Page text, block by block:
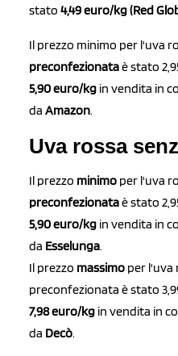
stato 4,49 euro/kg (Red
Il prezzo minimo per l'uva
preconfezionataè stato
5,90 euro/kg in vendita in
da Amazon.
Uva rossa
Il prezzo minimo per l'uva
preconfezionataè stato
5,90 euro/kg in vendita in
da Esselunga.
Il prezzo massimo per l'uva
preconfezionata è stato
7,98 euro/kg in vendita in
da Decò.